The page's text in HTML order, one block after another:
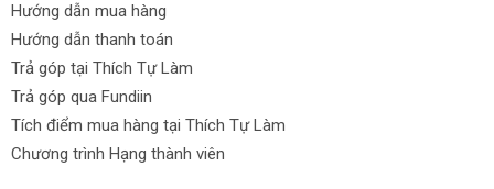
Hướng dẫn mua hàng
Hướng dẫn thanh toán
Trả góp tại Thích Tự Làm
Trả góp qua Fundiin
Tích điểm mua hàng tại Thích Tự Làm
Chương trình Hạng thành viên